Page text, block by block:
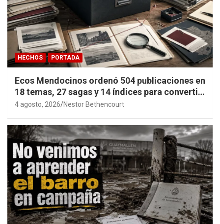
HECHOS PORTADA
Ecos Mendocinos ordenó 504 publicaciones en
18 temas, 27 sagas y 14 índices para convertir
años de investigación en memoria pública
4 agosto, 2026 Nestor Bethencourt